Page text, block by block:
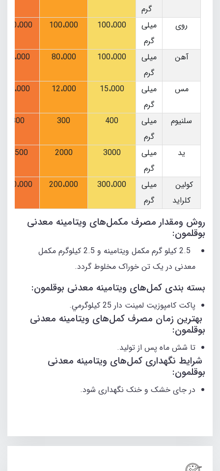
گرم
روی
میلی
گرم
100،000 100،000 100،000
آهن
میلی
گرم
100،000 80،000 35،000
مس
میلی
گرم
15،000 12،000 12،000
سلنیوم
میلی
گرم
400
300
300
ید
میلی
گرم
3000
2000 1،500
کولین
کلراید
میلی
گرم
300،000 200،000 100،000
روش ومقدار مصرف مکمل‌های ویتامینه معدنی
بوقلمون:
2.5 کیلو گرم مکمل ویتامینه و 2.5 کیلوگرم مکمل
معدنی در یک تن خوراک مخلوط گردد.
بسته بندی کمل‌های ویتامینه معدنی بوقلمون:
پاكت کامپوزیت لمینت دار 25 كيلوگرمي.
بهترین زمان مصرف کمل‌های ویتامینه معدنی
بوقلمون:
تا شش ماه پس از تولید.
شرایط نگهداری کمل‌های ویتامینه معدنی
بوقلمون:
در جای خشک و خنک نگهداری شود.